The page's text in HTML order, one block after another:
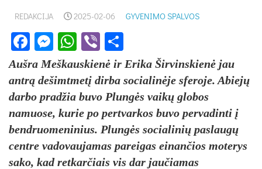
REDAKCIJA 2025-02-06 GYVENIMO SPALVOS
Facebook
Messenger
WhatsApp
Viber
Aušra Meškauskienė ir Erika Širvinskienė jau
antrą dešimtmetį dirba socialinėje sferoje. Abiejų
darbo pradžia buvo Plungės vaikų globos
namuose, kurie po pertvarkos buvo pervadinti į
bendruomeninius. Plungės socialinių paslaugų
centre vadovaujamas pareigas einančios moterys
sako, kad retkarčiais vis dar jaučiamas